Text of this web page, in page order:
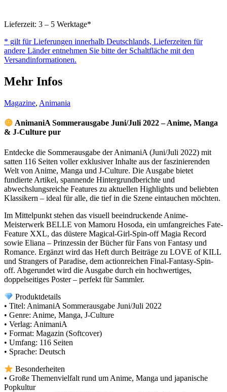
Lieferzeit: 3 – 5 Werktage*
* gilt für Lieferungen innerhalb Deutschlands, Lieferzeiten für
andere Länder entnehmen Sie bitte der Schaltfläche mit den
Versandinformationen.
Mehr Infos
Magazine, Animania
AnimaniA Sommerausgabe Juni/Juli 2022 – Anime, Manga
& J-Culture pur
Entdecke die Sommerausgabe der AnimaniA (Juni/Juli 2022) mit
satten 116 Seiten voller exklusiver Inhalte aus der faszinierenden
Welt von Anime, Manga und J-Culture. Die Ausgabe bietet
fundierte Artikel, spannende Hintergrundberichte und
abwechslungsreiche Features zu aktuellen Highlights und beliebten
Klassikern – ideal für alle, die tief in die Szene eintauchen möchten.
Im Mittelpunkt stehen das visuell beeindruckende Anime-
Meisterwerk BELLE von Mamoru Hosoda, ein umfangreiches Fate-
Feature XXL, das düstere Magical-Girl-Spin-off Magia Record
sowie Eliana – Prinzessin der Bücher für Fans von Fantasy und
Romance. Ergänzt wird das Heft durch Beiträge zu LOVE of KILL
und Strangers of Paradise, dem actionreichen Final-Fantasy-Spin-
off. Abgerundet wird die Ausgabe durch ein hochwertiges,
doppelseitiges Poster – perfekt für Sammler.
Produktdetails
• Titel: AnimaniA Sommerausgabe Juni/Juli 2022
• Genre: Anime, Manga, J-Culture
• Verlag: AnimaniA
• Format: Magazin (Softcover)
• Umfang: 116 Seiten
• Sprache: Deutsch
Besonderheiten
• Große Themenvielfalt rund um Anime, Manga und japanische
Popkultur